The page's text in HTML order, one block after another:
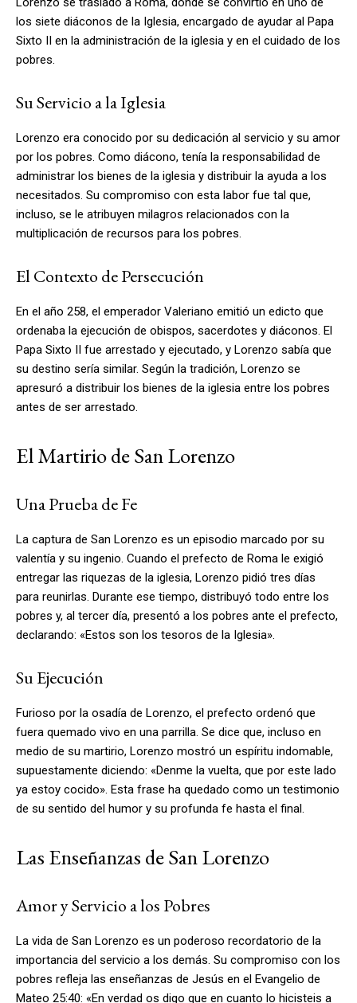
los siete diáconos de la Iglesia, encargado de ayudar al Papa
Sixto II en la administración de la iglesia y en el cuidado de los
pobres.
Su Servicio a la Iglesia
Lorenzo era conocido por su dedicación al servicio y su amor
por los pobres. Como diácono, tenía la responsabilidad de
administrar los bienes de la iglesia y distribuir la ayuda a los
necesitados. Su compromiso con esta labor fue tal que,
incluso, se le atribuyen milagros relacionados con la
multiplicación de recursos para los pobres.
El Contexto de Persecución
En el año 258, el emperador Valeriano emitió un edicto que
ordenaba la ejecución de obispos, sacerdotes y diáconos. El
Papa Sixto II fue arrestado y ejecutado, y Lorenzo sabía que
su destino sería similar. Según la tradición, Lorenzo se
apresuró a distribuir los bienes de la iglesia entre los pobres
antes de ser arrestado.
El Martirio de San Lorenzo
Una Prueba de Fe
La captura de San Lorenzo es un episodio marcado por su
valentía y su ingenio. Cuando el prefecto de Roma le exigió
entregar las riquezas de la iglesia, Lorenzo pidió tres días
para reunirlas. Durante ese tiempo, distribuyó todo entre los
pobres y, al tercer día, presentó a los pobres ante el prefecto,
declarando: «Estos son los tesoros de la Iglesia».
Su Ejecución
Furioso por la osadía de Lorenzo, el prefecto ordenó que
fuera quemado vivo en una parrilla. Se dice que, incluso en
medio de su martirio, Lorenzo mostró un espíritu indomable,
supuestamente diciendo: «Denme la vuelta, que por este lado
ya estoy cocido». Esta frase ha quedado como un testimonio
de su sentido del humor y su profunda fe hasta el final.
Las Enseñanzas de San Lorenzo
Amor y Servicio a los Pobres
La vida de San Lorenzo es un poderoso recordatorio de la
importancia del servicio a los demás. Su compromiso con los
pobres refleja las enseñanzas de Jesús en el Evangelio de
Mateo 25:40: «En verdad os digo que en cuanto lo hicisteis a